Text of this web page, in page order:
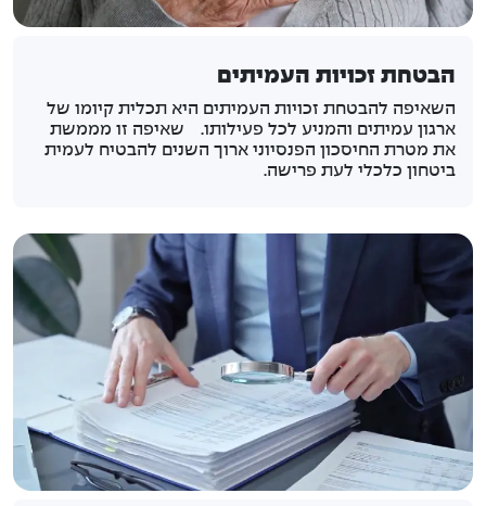
הבטחת זכויות העמיתים
השאיפה להבטחת זכויות העמיתים היא תכלית קיומו של
ארגון עמיתים והמניע לכל פעילותו. שאיפה זו מממשת
את מטרת החיסכון הפנסיוני ארוך השנים להבטיח לעמית
ביטחון כלכלי לעת פרישה.